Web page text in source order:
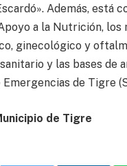
Además, está
a la Nutrición, los
ginecológico y
y las bases de
Emergencias de Tigre
de Tigre